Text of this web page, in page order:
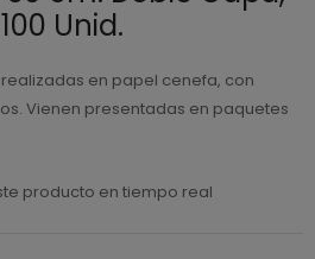
Unid.
en papel cenefa, con
Vienen presentadas en paquetes
producto en tiempo real